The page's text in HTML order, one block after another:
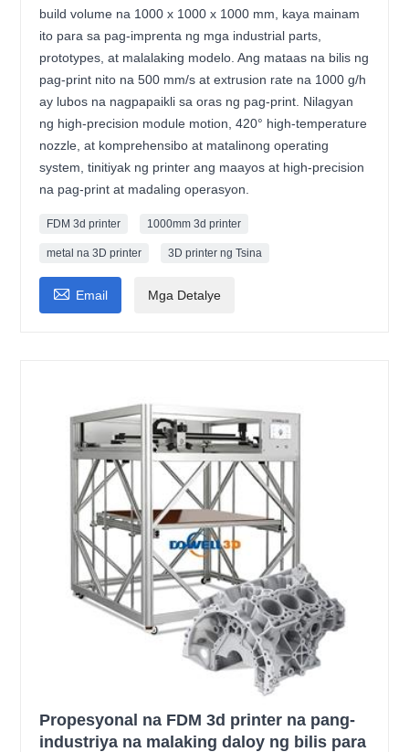
build volume na 1000 x 1000 x 1000 mm, kaya mainam
ito para sa pag-imprenta ng mga industrial parts,
prototypes, at malalaking modelo. Ang mataas na bilis ng
pag-print nito na 500 mm/s at extrusion rate na 1000 g/h
ay lubos na nagpapaikli sa oras ng pag-print. Nilagyan
ng high-precision module motion, 420° high-temperature
nozzle, at komprehensibo at matalinong operating
system, tinitiyak ng printer ang maayos at high-precision
na pag-print at madaling operasyon.
FDM 3d printer 1000mm 3d printer
metal na 3D printer 3D printer ng Tsina
 Email Mga Detalye
Propesyonal na FDM 3d printer na pang-
industriya na malaking daloy ng bilis para